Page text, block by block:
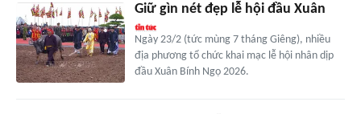
Giữ gìn nét đẹp lễ hội đầu Xuân
Ngày 23/2 (tức mùng 7 tháng Giêng), nhiều
địa phương tổ chức khai mạc lễ hội nhân dịp
đầu Xuân Bính Ngọ 2026.